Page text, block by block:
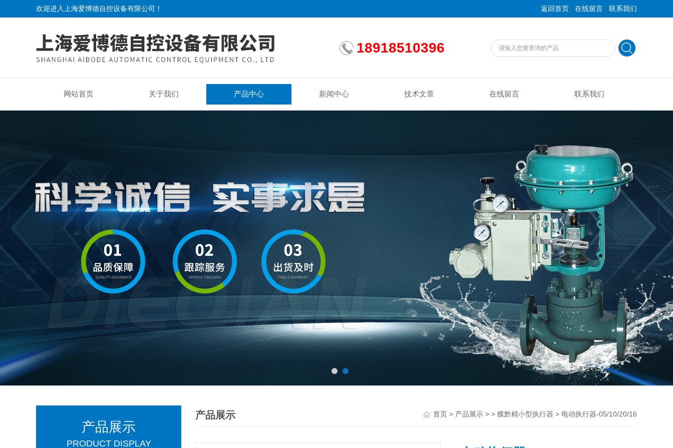
欢迎进入上海爱博德自控设备有限公司！ 返回首页 | 在线留言 | 联系我们
18918510396
网站首页 关于我们 产品中心 新闻中心 技术文章 在线留言 联系我们
产品展示
PRODUCT DISPLAY
产品展示 首页 > 产品展示 > > 蝶黔精小型执行器 > 电动执行器-05/10/20/16